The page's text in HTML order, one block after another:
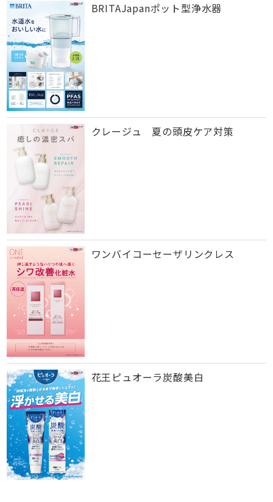
BRITAJapanポット型浄水器
クレージュ 夏の頭皮ケア対策
ワンバイコーセーザリンクレス
花王ピュオーラ炭酸美白